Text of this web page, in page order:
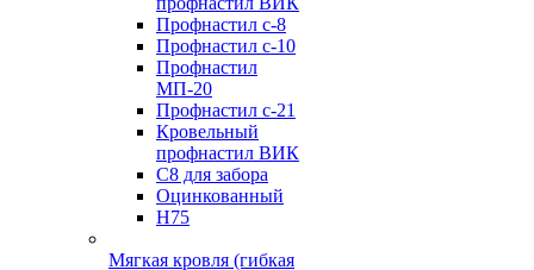
Профнастил с-8
Профнастил с-10
Профнастил
МП-20
Профнастил с-21
Кровельный
профнастил ВИК
С8 для забора
Оцинкованный
Н75
Мягкая кровля (гибкая